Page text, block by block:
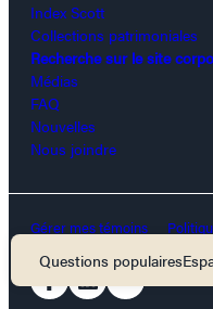
Questions populaires
Index Scott
Collections patrimoniales
Recherche sur le site
Médias
FAQ
Nouvelles
Nous joindre
Gérer mes témoins